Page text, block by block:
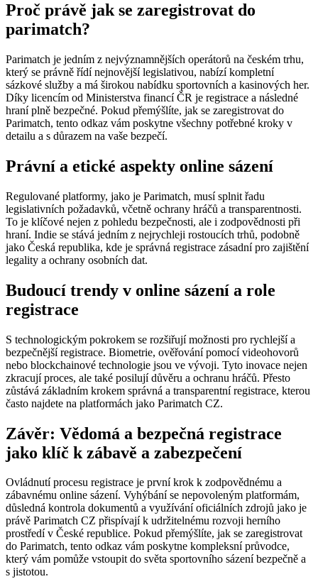
Proč právě jak se zaregistrovat do
parimatch?
Parimatch je jedním z nejvýznamnějších operátorů na českém trhu,
který se právně řídí nejnovější legislativou, nabízí kompletní
sázkové služby a má širokou nabídku sportovních a kasinových her.
Díky licencím od Ministerstva financí ČR je registrace a následné
hraní plně bezpečné. Pokud přemýšlíte, jak se zaregistrovat do
Parimatch, tento odkaz vám poskytne všechny potřebné kroky v
detailu a s důrazem na vaše bezpečí.
Právní a etické aspekty online sázení
Regulované platformy, jako je Parimatch, musí splnit řadu
legislativních požadavků, včetně ochrany hráčů a transparentnosti.
To je klíčové nejen z pohledu bezpečnosti, ale i zodpovědnosti při
hraní. Indie se stává jedním z nejrychleji rostoucích trhů, podobně
jako Česká republika, kde je správná registrace zásadní pro zajištění
legality a ochrany osobních dat.
Budoucí trendy v online sázení a role
registrace
S technologickým pokrokem se rozšiřují možnosti pro rychlejší a
bezpečnější registrace. Biometrie, ověřování pomocí videohovorů
nebo blockchainové technologie jsou ve vývoji. Tyto inovace nejen
zkracují proces, ale také posilují důvěru a ochranu hráčů. Přesto
zůstává základním krokem správná a transparentní registrace, kterou
často najdete na platformách jako Parimatch CZ.
Závěr: Vědomá a bezpečná registrace
jako klíč k zábavě a zabezpečení
Ovládnutí procesu registrace je první krok k zodpovědnému a
zábavnému online sázení. Vyhýbání se nepovoleným platformám,
důsledná kontrola dokumentů a využívání oficiálních zdrojů jako je
právě Parimatch CZ přispívají k udržitelnému rozvoji herního
prostředí v České republice. Pokud přemýšlíte, jak se zaregistrovat
do Parimatch, tento odkaz vám poskytne kompleksní průvodce,
který vám pomůže vstoupit do světa sportovního sázení bezpečně a
s jistotou.